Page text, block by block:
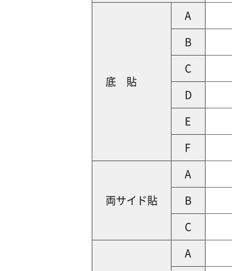
底 貼
A
B
C
D
E
F
両サイド貼
A
B
C
A